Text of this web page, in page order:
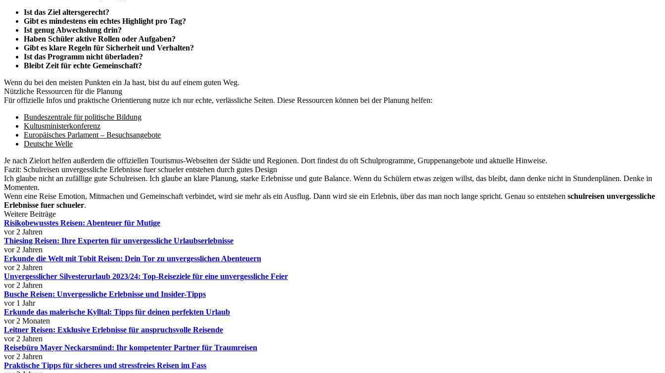
Ist das Ziel altersgerecht?
Gibt es mindestens ein echtes Highlight pro Tag?
Ist genug Abwechslung drin?
Haben Schüler aktive Rollen oder Aufgaben?
Gibt es klare Regeln für Sicherheit und Verhalten?
Ist das Programm nicht überladen?
Bleibt Zeit für echte Gemeinschaft?
Wenn du bei den meisten Punkten ein Ja hast, bist du auf einem guten Weg.
Nützliche Ressourcen für die Planung
Für offizielle Infos und praktische Orientierung nutze ich nur echte, verlässliche Seiten. Diese Ressourcen können bei der Planung helfen:
Bundeszentrale für politische Bildung
Kultusministerkonferenz
Europäisches Parlament – Besuchsangebote
Deutsche Welle
Je nach Zielort helfen außerdem die offiziellen Tourismus-Webseiten der Städte und Regionen. Dort findest du oft Schulprogramme, Gruppenangebote und aktuelle Hinweise.
Fazit: Schulreisen unvergessliche Erlebnisse fuer schueler entstehen durch gutes Design
Ich glaube nicht an zufällige gute Schulreisen. Ich glaube an klare Planung, starke Erlebnisse und gute Balance. Wenn du Schülern etwas zeigen willst, das bleibt, dann denke nicht in Stundenplänen. Denke in
Momenten.
Wenn eine Reise Emotion, Mitmachen und Gemeinschaft verbindet, wird sie mehr als ein Ausflug. Dann wird sie ein Erlebnis, über das man noch lange spricht. Genau so entstehen schulreisen unvergessliche
Erlebnisse fuer schueler.
Weitere Beiträge
Risikobewusstes Reisen: Abenteuer für Mutige
vor 2 Jahren
Thiesing Reisen: Ihre Experten für unvergessliche Urlaubserlebnisse
vor 2 Jahren
Erkunde die Welt mit Tobit Reisen: Dein Tor zu unvergesslichen Abenteuern
vor 2 Jahren
Unvergesslicher Silvesterurlaub 2023/24: Top-Reiseziele für eine unvergessliche Feier
vor 2 Jahren
Busche Reisen: Unvergessliche Erlebnisse und Insider-Tipps
vor 1 Jahr
Erkunde das malerische Kylltal: Tipps für deinen perfekten Urlaub
vor 2 Monaten
Leitner Reisen: Exklusive Erlebnisse für anspruchsvolle Reisende
vor 2 Jahren
Reisebüro Mayer Neckarsmünd: Ihr kompetenter Partner für Traumreisen
vor 2 Jahren
Praktische Tipps für sicheres und stressfreies Reisen im Fass